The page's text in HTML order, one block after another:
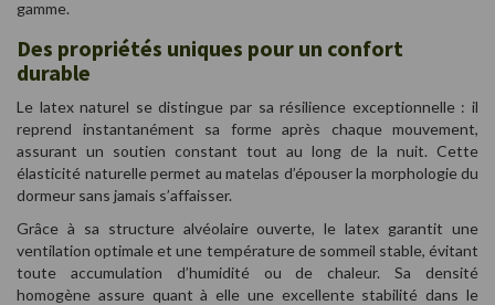
gamme.
Des propriétés uniques pour un confort
durable
Le latex naturel se distingue par sa résilience exceptionnelle : il
reprend instantanément sa forme après chaque mouvement,
assurant un soutien constant tout au long de la nuit. Cette
élasticité naturelle permet au matelas d’épouser la morphologie du
dormeur sans jamais s’affaisser.
Grâce à sa structure alvéolaire ouverte, le latex garantit une
ventilation optimale et une température de sommeil stable, évitant
toute accumulation d’humidité ou de chaleur. Sa densité
homogène assure quant à elle une excellente stabilité dans le